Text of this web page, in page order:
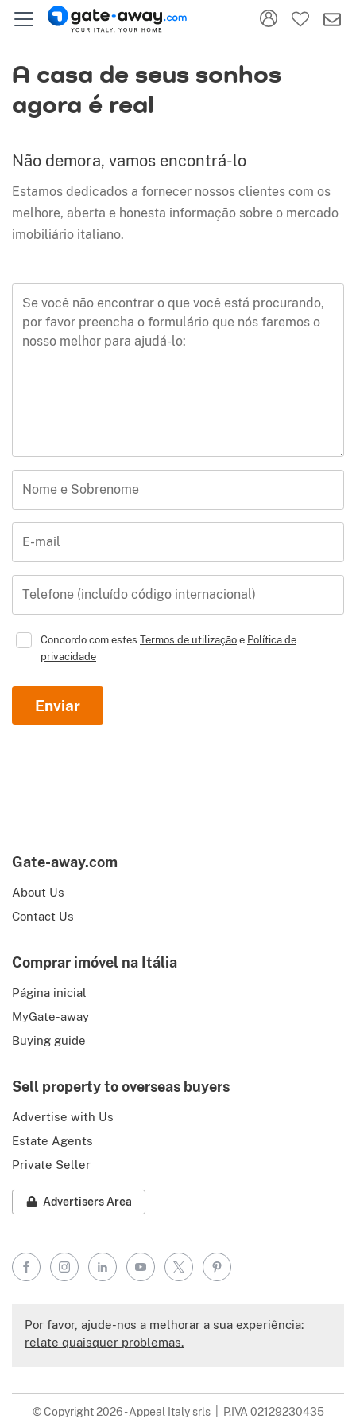
A casa de seus sonhos
agora é real
Não demora, vamos encontrá-lo
Estamos dedicados a fornecer nossos clientes com os
melhore, aberta e honesta informação sobre o mercado
imobiliário italiano.
Se você não encontrar o que você está procurando,
por favor preencha o formulário que nós faremos o
nosso melhor para ajudá-lo:
Nome e Sobrenome
E-mail
Telefone (incluído código internacional)
Concordo com estes Termos de utilizaçãoe Política de
privacidade
Enviar
Gate-away.com
About Us
Contact Us
Comprar imóvel na Itália
Página inicial
MyGate-away
Buying guide
Sell property to overseas buyers
Advertise with Us
Estate Agents
Private Seller
Advertisers Area
FacebookInstagramLinkedInYouTube
X Pinterest
Por favor, ajude-nos a melhorar a sua experiência:
relate quaisquer problemas.
© Copyright 2026 - Appeal Italy srls | P.IVA 02129230435